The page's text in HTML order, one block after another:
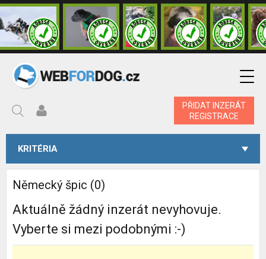
PŘIDAT INZERÁT
REGISTRACE
KRITÉRIA
Německý špic (0)
Aktuálně žádný inzerát nevyhovuje.
Vyberte si mezi podobnými :-)